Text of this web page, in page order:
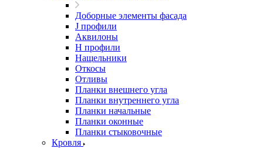
Доборные элементы фасада
J профили
Аквилоны
Н профили
Нащельники
Откосы
Отливы
Планки внешнего угла
Планки внутреннего угла
Планки начальные
Планки оконные
Планки стыковочные
Кровля